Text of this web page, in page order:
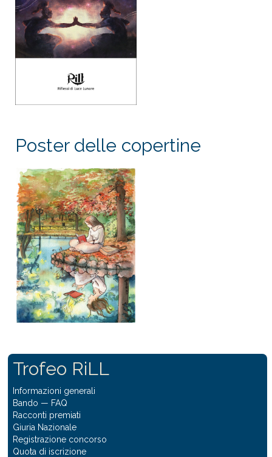
Poster delle copertine
Trofeo RiLL
Informazioni generali
Bando — FAQ
Racconti premiati
Giuria Nazionale
Registrazione concorso
Quota di iscrizione